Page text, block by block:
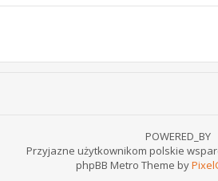
POWERED_BY
Przyjazne użytkownikom polskie
phpBB Metro Theme by